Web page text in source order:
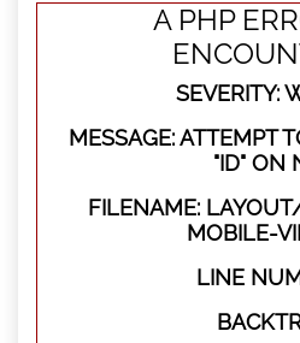
A PHP
SEVERITY:
MESSAGE: ATTEMPT
"ID" ON
FILENAME:
MOBILE-
LINE